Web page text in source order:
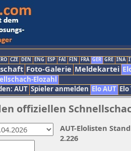
CZE DEN ENG ESP FAI FIN FRA GER GRE INA
Foto-Galerie Meldekartei
Elozahl
AUT Spieler anmelden Elo AUT
offiziellen
AUT-Elolisten
2.226